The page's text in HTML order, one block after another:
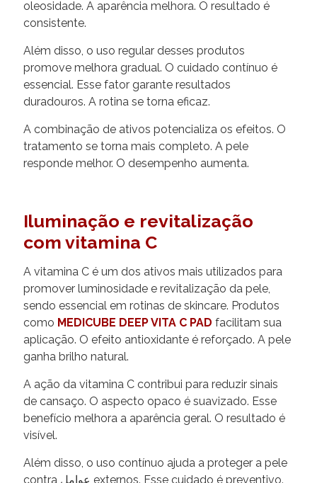
oleosidade. A aparência melhora. O resultado é
consistente.
Além disso, o uso regular desses produtos
promove melhora gradual. O cuidado contínuo é
essencial. Esse fator garante resultados
duradouros. A rotina se torna eficaz.
A combinação de ativos potencializa os efeitos. O
tratamento se torna mais completo. A pele
responde melhor. O desempenho aumenta.
Iluminação e revitalização
com vitamina C
A vitamina C é um dos ativos mais utilizados para
promover luminosidade e revitalização da pele,
sendo essencial em rotinas de skincare. Produtos
como MEDICUBE DEEP VITA C PAD facilitam sua
aplicação. O efeito antioxidante é reforçado. A pele
ganha brilho natural.
A ação da vitamina C contribui para reduzir sinais
de cansaço. O aspecto opaco é suavizado. Esse
benefício melhora a aparência geral. O resultado é
visível.
Além disso, o uso contínuo ajuda a proteger a pele
contra عوامل externos. Esse cuidado é preventivo.